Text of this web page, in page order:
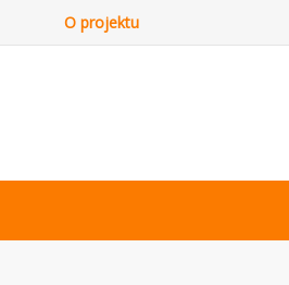
O projektu